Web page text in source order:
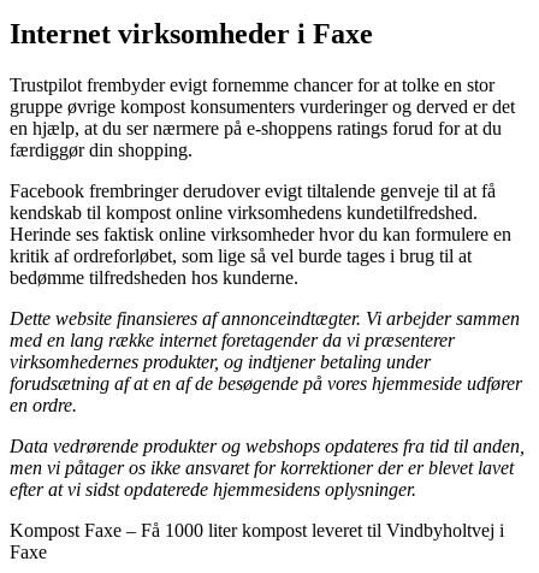
Internet virksomheder i Faxe
Trustpilot frembyder evigt fornemme chancer for at tolke en stor
gruppe øvrige kompost konsumenters vurderinger og derved er det
en hjælp, at du ser nærmere på e-shoppens ratings forud for at du
færdiggør din shopping.
Facebook frembringer derudover evigt tiltalende genveje til at få
kendskab til kompost online virksomhedens kundetilfredshed.
Herinde ses faktisk online virksomheder hvor du kan formulere en
kritik af ordreforløbet, som lige så vel burde tages i brug til at
bedømme tilfredsheden hos kunderne.
Dette website finansieres af annonceindtægter. Vi arbejder sammen
med en lang række internet foretagender da vi præsenterer
virksomhedernes produkter, og indtjener betaling under
forudsætning af at en af de besøgende på vores hjemmeside udfører
en ordre.
Data vedrørende produkter og webshops opdateres fra tid til anden,
men vi påtager os ikke ansvaret for korrektioner der er blevet lavet
efter at vi sidst opdaterede hjemmesidens oplysninger.
Kompost Faxe – Få 1000 liter kompost leveret til Vindbyholtvej i
Faxe